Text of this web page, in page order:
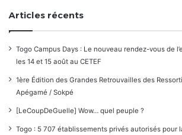
Articles récents
Togo Campus Days : Le nouveau rendez-vous de
les 14 et 15 août au CETEF
1ère Édition des Grandes Retrouvailles des
Apégamé / Sokpé
[LeCoupDeGuelle] Wow… quel peuple ?
Togo : 5 707 établissements privés autorisés pour